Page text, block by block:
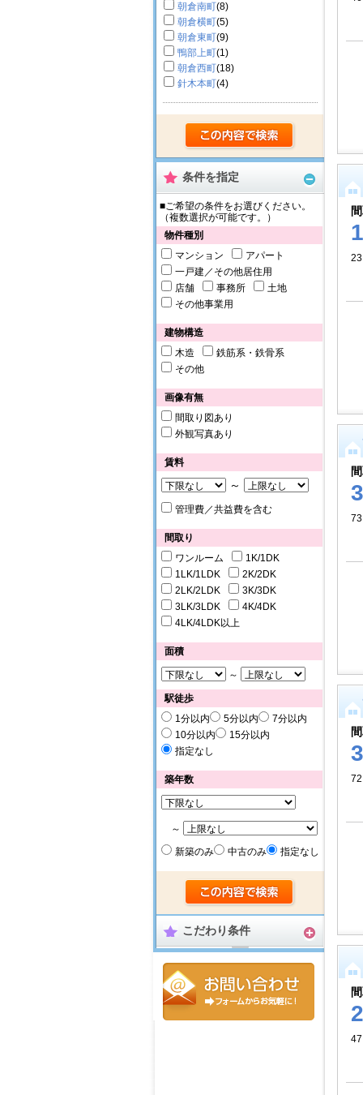
朝倉南町(8)
朝倉横町(5)
朝倉東町(9)
鴨部上町(1)
朝倉西町(18)
針木本町(4)
条件を指定
■ご希望の条件をお選びください。
（複数選択が可能です。）
物件種別
マンション
アパート
一戸建／その他居住用
店舗
事務所
土地
その他事業用
建物構造
木造
鉄筋系・鉄骨系
その他
画像有無
間取り図あり
外観写真あり
賃料
～
管理費／共益費を含む
間取り
ワンルーム
1K/1DK
1LK/1LDK
2K/2DK
2LK/2LDK
3K/3DK
3LK/3LDK
4K/4DK
4LK/4LDK以上
面積
～
駅徒歩
1分以内
5分以内
7分以内
10分以内
15分以内
指定なし
築年数
～
新築のみ
中古のみ 指定なし
こだわり条件